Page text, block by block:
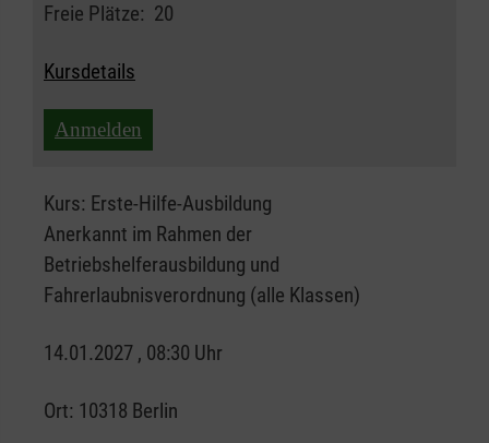
Freie Plätze: 20
Kursdetails
Anmelden
Kurs: Erste-Hilfe-Ausbildung
Anerkannt im Rahmen der
Betriebshelferausbildung und
Fahrerlaubnisverordnung (alle Klassen)
14.01.2027 , 08:30 Uhr
Ort: 10318 Berlin